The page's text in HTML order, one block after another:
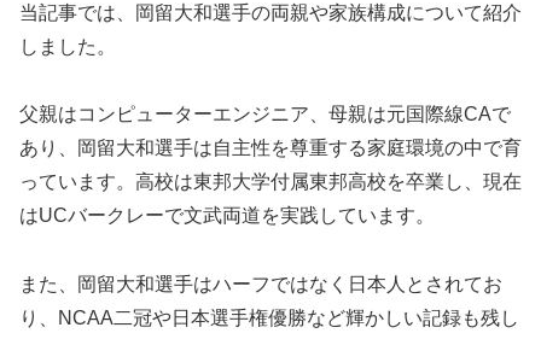
当記事では、岡留大和選手の両親や家族構成について紹介
しました。
父親はコンピューターエンジニア、母親は元国際線CAで
あり、岡留大和選手は自主性を尊重する家庭環境の中で育
っています。高校は東邦大学付属東邦高校を卒業し、現在
はUCバークレーで文武両道を実践しています。
また、岡留大和選手はハーフではなく日本人とされてお
り、NCAA二冠や日本選手権優勝など輝かしい記録も残し